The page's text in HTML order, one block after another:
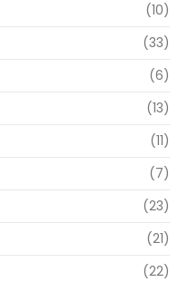
(10)
(33)
(6)
(13)
(11)
(7)
(23)
(21)
(22)